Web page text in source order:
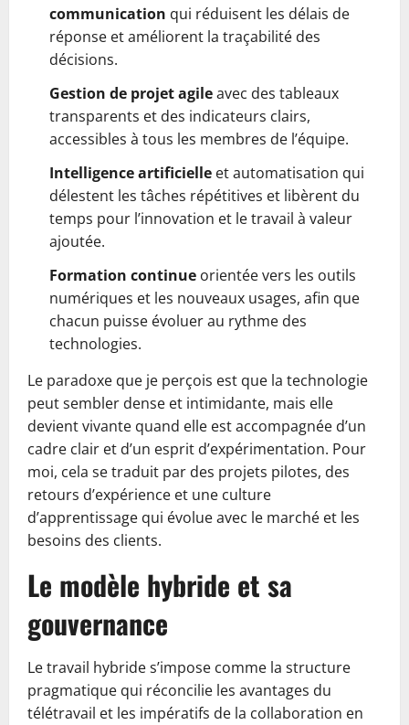
communication qui réduisent les délais de
réponse et améliorent la traçabilité des
décisions.
Gestion de projet agileavec des tableaux
transparents et des indicateurs clairs,
accessibles à tous les membres de l’équipe.
Intelligence artificielle et automatisation qui
délestent les tâches répétitives et libèrent du
temps pour l’innovation et le travail à valeur
ajoutée.
Formation continue orientée vers les outils
numériques et les nouveaux usages, afin que
chacun puisse évoluer au rythme des
technologies.
Le paradoxe que je perçois est que la technologie
peut sembler dense et intimidante, mais elle
devient vivante quand elle est accompagnée d’un
cadre clair et d’un esprit d’expérimentation. Pour
moi, cela se traduit par des projets pilotes, des
retours d’expérience et une culture
d’apprentissage qui évolue avec le marché et les
besoins des clients.
Le modèle hybride et sa
gouvernance
Le travail hybride s’impose comme la structure
pragmatique qui réconcilie les avantages du
télétravail et les impératifs de la collaboration en